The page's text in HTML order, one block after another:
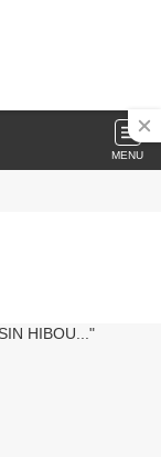
MENU